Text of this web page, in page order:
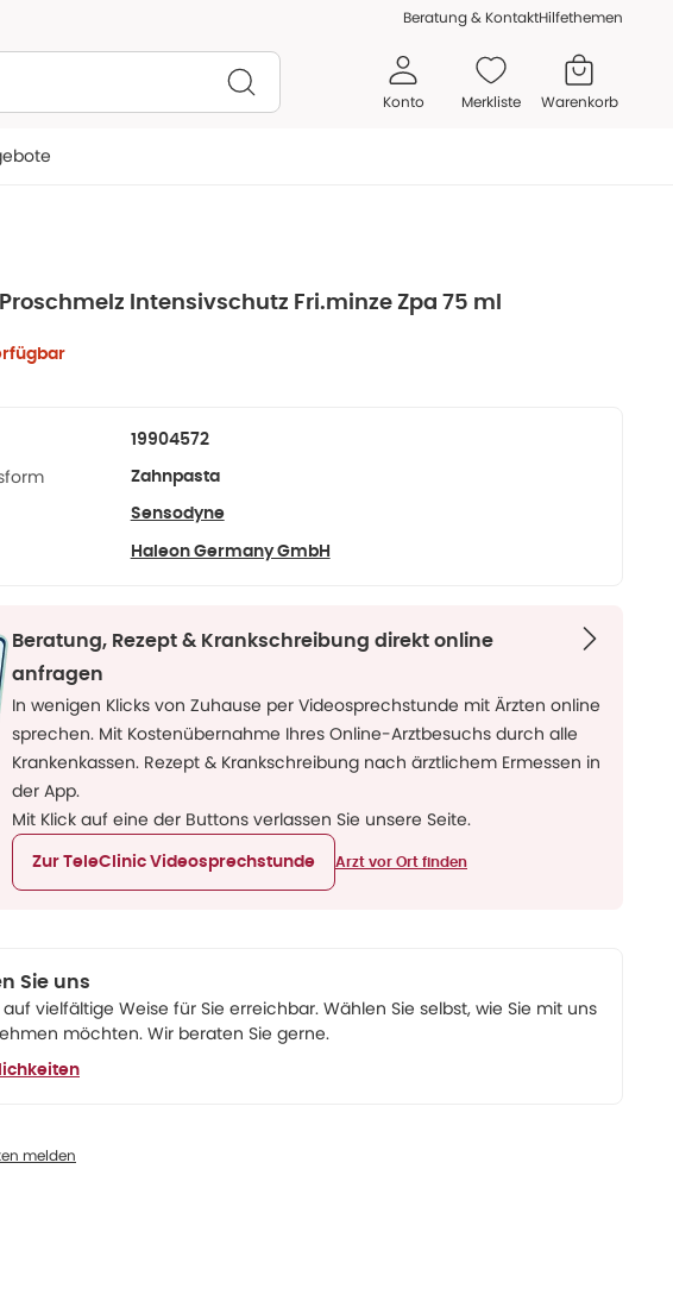
Beratung & KontaktHilfethemen
Konto Merkliste Warenkorb
Intensivschutz Fri.minze Zpa 75 ml
19904572
Zahnpasta
Sensodyne
Haleon Germany GmbH
Beratung, Rezept & Krankschreibung direkt online
anfragen
In wenigen Klicks von Zuhause per Videosprechstunde mit Ärzten online
sprechen. Mit Kostenübernahme Ihres Online-Arztbesuchs durch alle
Krankenkassen. Rezept & Krankschreibung nach ärztlichem Ermessen in
der App.
Mit Klick auf eine der Buttons verlassen Sie unsere Seite.
Zur TeleClinic Videosprechstunde Arzt vor Ort finden
Sie uns
vielfältige Weise für Sie erreichbar. Wählen Sie selbst, wie Sie mit uns
möchten. Wir beraten Sie gerne.
melden